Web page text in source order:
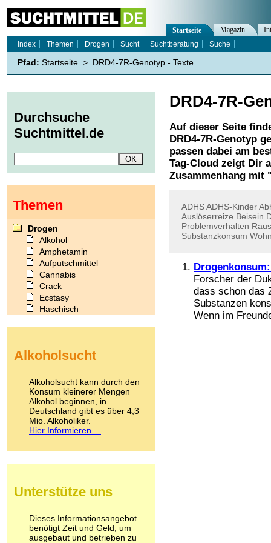
DRD4-7R-
Auf dieser Seite
DRD4-7R-Genotyp
passen dabei am
Tag-Cloud zeigt Dir
Zusammenhang mit
ADHSADHS-Kinder
Auslöserreize Beisein
Problemverhalten
Substanzkonsum
Forscher der
dass schon das
Substanzen
Wenn im
Startseite Magazin
Index
Themen Drogen Sucht Suchtberatung Suche
Pfad: Startseite > DRD4-7R-Genotyp - Texte
Durchsuche
Suchtmittel.de
Themen
Drogen
Alkohol
Amphetamin
Aufputschmittel
Cannabis
Crack
Ecstasy
Haschisch
Kokain
LSD
Marihuana
Medikamente
Meskalin
Metamphetamin
Methadon
Pilze
Psychopharmaka
Schlafmittel
Schmerzmittel
Alkoholsucht
Alkoholsucht kann durch den
Konsum kleinerer Mengen
Alkohol beginnen, in
Deutschland gibt es über 4,3
Mio. Alkoholiker.
Hier Informieren ...
Unterstütze uns
Dieses Informationsangebot
benötigt Zeit und Geld, um
ausgebaut und betrieben zu